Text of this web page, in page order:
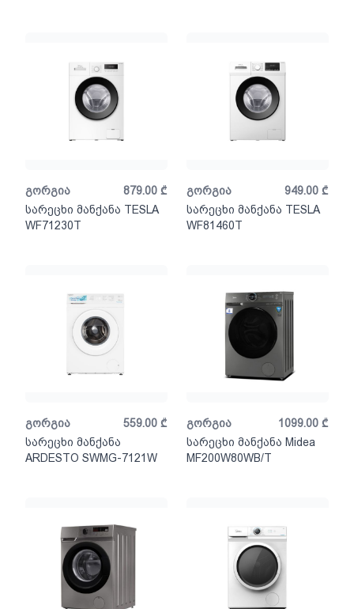
გორგია 879.00 ₾
სარეცხი მანქანა TESLA
WF71230T
გორგია 949.00 ₾
სარეცხი მანქანა TESLA
WF81460T
გორგია 559.00 ₾
სარეცხი მანქანა
ARDESTO SWMG-7121W
გორგია 1099.00 ₾
სარეცხი მანქანა Midea
MF200W80WB/T